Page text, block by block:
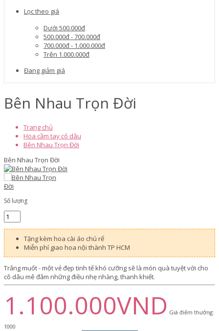
Lọc theo giá
Dưới 500.000đ
500.000đ - 700.000đ
700.000đ - 1.000.000đ
Trên 1.000.000đ
Đang giảm giá
Bên Nhau Trọn Đời
Trang chủ
Hoa cầm tay cô dâu
Bên Nhau Trọn Đời
Bên Nhau Trọn Đời
Số lượng
Tặng kèm hoa cài áo chú rể
Miễn phí giao hoa nội thành TP HCM
Trắng muốt - một vẻ đẹp tinh tế khó cưỡng sẽ là món quà tuyệt vời cho
cô dâu mê đắm những điều nhẹ nhàng, thanh khiết.
1.100.000VND Giá điểm thưởng:
1000